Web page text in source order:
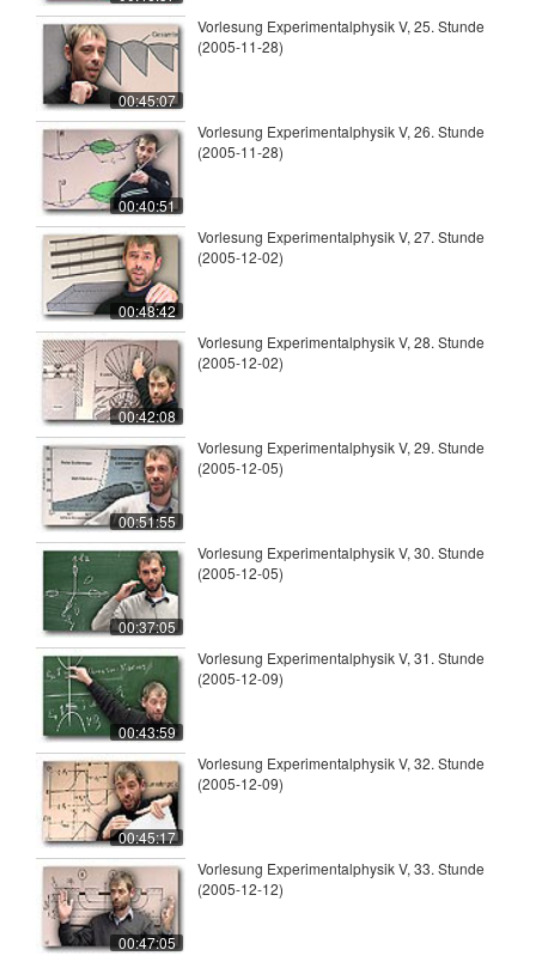
00:45:07
Vorlesung Experimentalphysik V, 25. Stunde
(2005-11-28)
00:40:51
Vorlesung Experimentalphysik V, 26. Stunde
(2005-11-28)
00:48:42
Vorlesung Experimentalphysik V, 27. Stunde
(2005-12-02)
00:42:08
Vorlesung Experimentalphysik V, 28. Stunde
(2005-12-02)
00:51:55
Vorlesung Experimentalphysik V, 29. Stunde
(2005-12-05)
00:37:05
Vorlesung Experimentalphysik V, 30. Stunde
(2005-12-05)
00:43:59
Vorlesung Experimentalphysik V, 31. Stunde
(2005-12-09)
00:45:17
Vorlesung Experimentalphysik V, 32. Stunde
(2005-12-09)
00:47:05
Vorlesung Experimentalphysik V, 33. Stunde
(2005-12-12)